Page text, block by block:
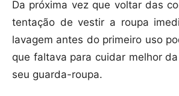
Da próxima vez que voltar das
tentação de vestir a roupa
lavagem antes do primeiro uso
que faltava para cuidar melhor
seu guarda-roupa.